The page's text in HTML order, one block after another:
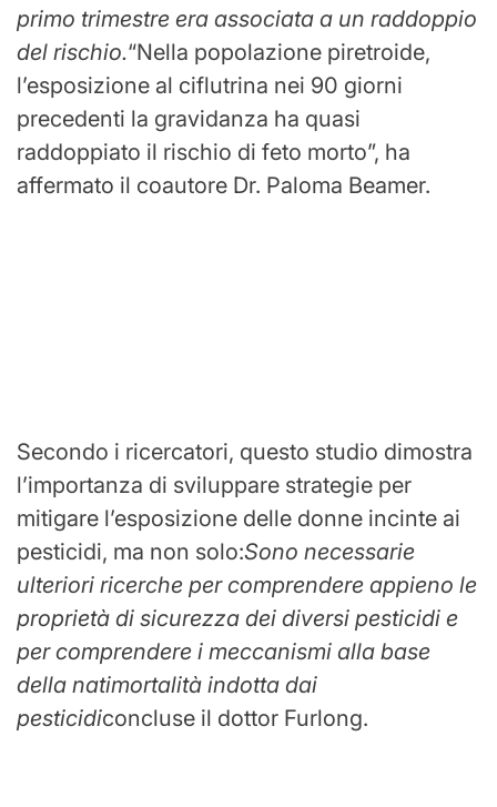
primo trimestre era associata a un raddoppio
del rischio.“Nella popolazione piretroide,
l’esposizione al ciflutrina nei 90 giorni
precedenti la gravidanza ha quasi
raddoppiato il rischio di feto morto”, ha
affermato il coautore Dr. Paloma Beamer.
Secondo i ricercatori, questo studio dimostra
l’importanza di sviluppare strategie per
mitigare l’esposizione delle donne incinte ai
pesticidi, ma non solo:Sono necessarie
ulteriori ricerche per comprendere appieno le
proprietà di sicurezza dei diversi pesticidi e
per comprendere i meccanismi alla base
della natimortalità indotta dai
pesticidiconcluse il dottor Furlong.